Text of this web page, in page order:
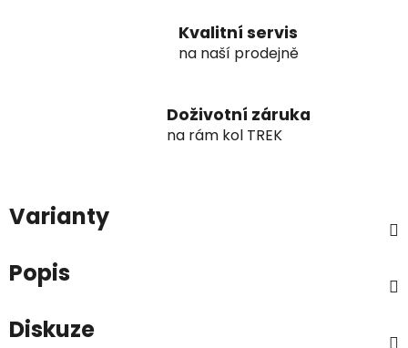
Kvalitní servis
na naší prodejně
Doživotní záruka
na rám kol TREK
Varianty
Popis
Diskuze